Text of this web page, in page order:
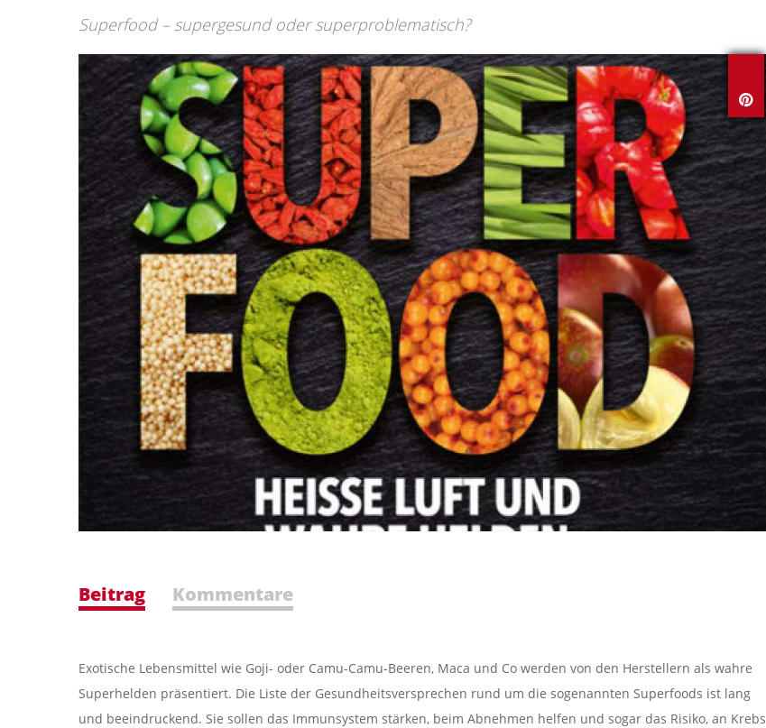
Superfood – supergesund oder superproblematisch?
Beitrag Kommentare
Exotische Lebensmittel wie Goji- oder Camu-Camu-Beeren, Maca und Co werden von den Herstellern als wahre
Superhelden präsentiert. Die Liste der Gesundheitsversprechen rund um die sogenannten Superfoods ist lang
und beeindruckend. Sie sollen das Immunsystem stärken, beim Abnehmen helfen und sogar das Risiko, an Krebs